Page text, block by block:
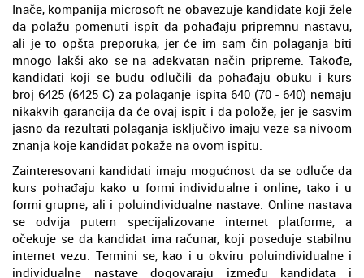
Inače, kompanija microsoft ne obavezuje kandidate koji žele
da polažu pomenuti ispit da pohađaju pripremnu nastavu,
ali je to opšta preporuka, jer će im sam čin polaganja biti
mnogo lakši ako se na adekvatan način pripreme. Takođe,
kandidati koji se budu odlučili da pohađaju obuku i kurs
broj 6425 (6425 C) za polaganje ispita 640 (70 - 640) nemaju
nikakvih garancija da će ovaj ispit i da polože, jer je sasvim
jasno da rezultati polaganja isključivo imaju veze sa nivoom
znanja koje kandidat pokaže na ovom ispitu.
Zainteresovani kandidati imaju mogućnost da se odluče da
kurs pohađaju kako u formi individualne i online, tako i u
formi grupne, ali i poluindividualne nastave. Online nastava
se odvija putem specijalizovane internet platforme, a
očekuje se da kandidat ima računar, koji poseduje stabilnu
internet vezu. Termini se, kao i u okviru poluindividualne i
individualne nastave dogovaraju između kandidata i